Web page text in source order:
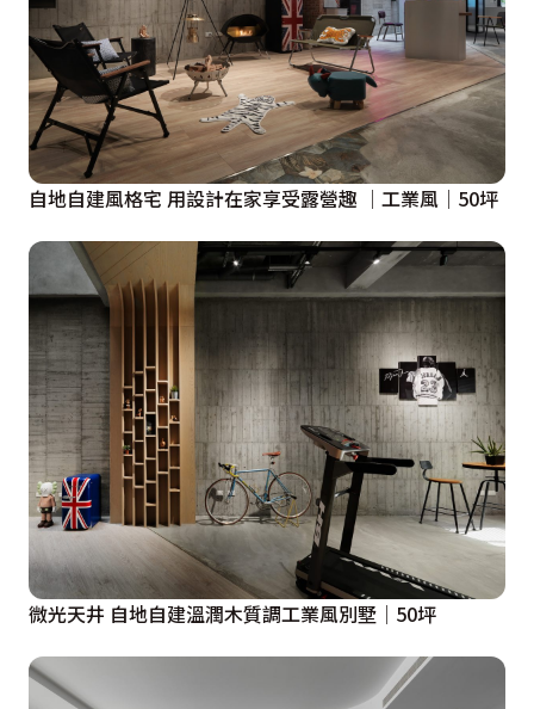
自地自建風格宅 用設計在家享受露營趣 │工業風│50坪
微光天井 自地自建溫潤木質調工業風別墅│50坪